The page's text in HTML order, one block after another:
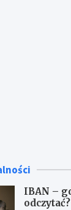
IBAN –
odczytać?